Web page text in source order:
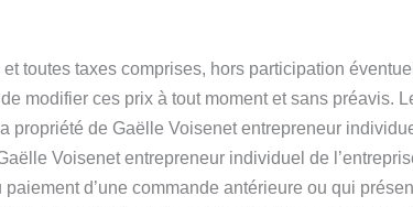
toutes taxes comprises, hors participation
modifier ces prix à tout moment et sans préavis.
de Gaëlle Voisenet entrepreneur
Voisenet entrepreneur individuel de
d’une commande antérieure ou qui